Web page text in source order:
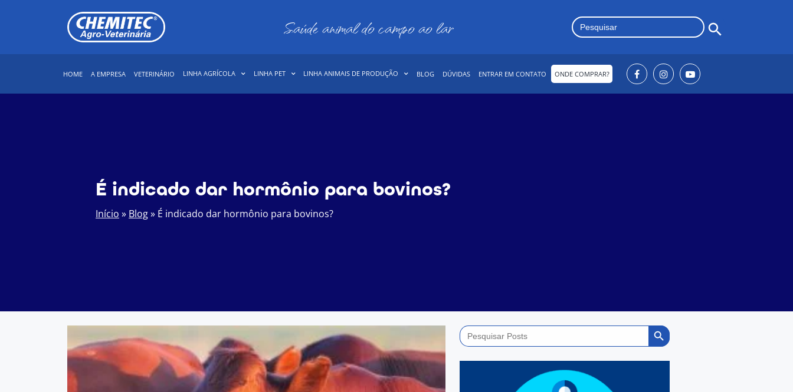
Saúde animal do campo ao lar Search
for:
HOME A EMPRESA VETERINÁRIO LINHA AGRÍCOLA LINHA PET LINHA ANIMAIS DE PRODUÇÃO BLOG DÚVIDAS ENTRAR EM CONTATO ONDE COMPRAR?
É indicado dar hormônio para bovinos?
Início » Blog» É indicado dar hormônio para bovinos?
Search
for:
Search Button